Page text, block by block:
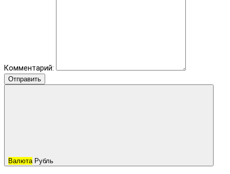
Комментарий:
Отправить
Валюта Рубль